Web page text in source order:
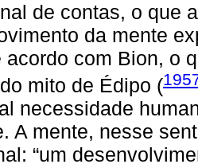
de contas, o que
da mente
acordo com Bion, o
mito de Édipo (
necessidade
A mente, nesse
“um